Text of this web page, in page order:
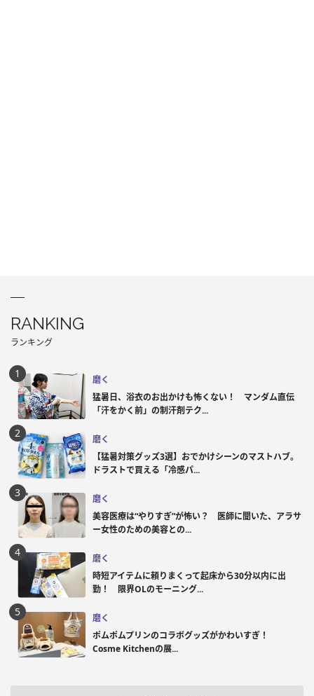
RANKING
ランキング
磨く
猛暑日、浴衣のお出かけも怖くない！ マンダム直伝
「汗をかく前」の制汗剤テク...
磨く
【猛暑対策グッズ3選】おでかけシーンのマストハブ。
ドラストで買える「冷感パ...
磨く
美容医療は“やりすぎ”が怖い？ 医師に聞いた、アラサ
ー女性のための美容との...
磨く
時短アイテムに頼りまくって起床から30分以内に出
勤！ 限界OLのモーニング...
磨く
ポムポムプリンのコラボグッズがかわいすぎ！
Cosme Kitchenの展...